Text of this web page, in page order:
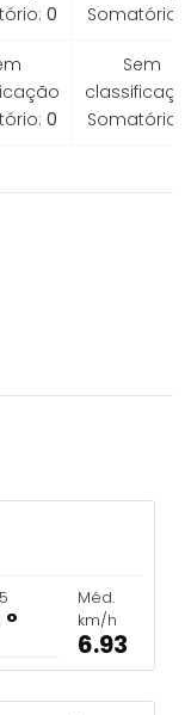
0
Somatório:
0
Sem
Somatório:
Méd.
km/h
6.93